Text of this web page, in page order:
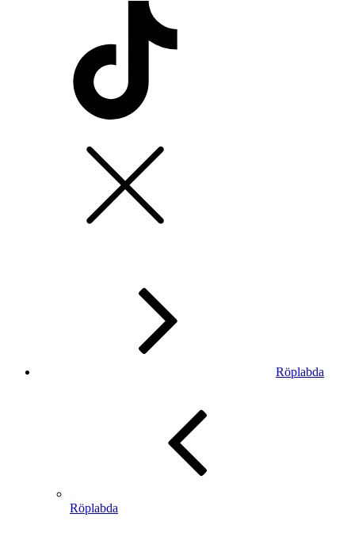
Röplabda
Röplabda